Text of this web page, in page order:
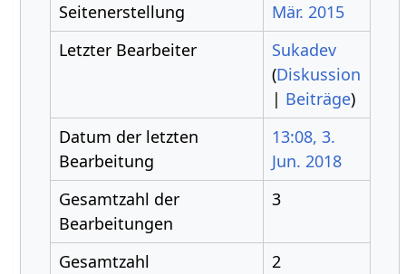
Seitenerstellung
Mär. 2015
Letzter Bearbeiter
Sukadev
(Diskussion
| Beiträge)
Datum der letzten
Bearbeitung
13:08, 3.
Jun. 2018
Gesamtzahl der
Bearbeitungen
3
Gesamtzahl
2